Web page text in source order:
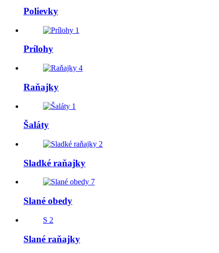
Polievky
1
Prílohy
4
Raňajky
1
Šaláty
2
Sladké raňajky
7
Slané obedy
S 2
Slané raňajky